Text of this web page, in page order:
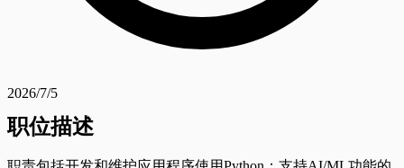
2026/7/5
职位描述